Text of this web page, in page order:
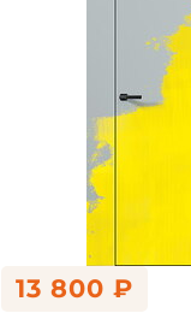
13 800 ₽